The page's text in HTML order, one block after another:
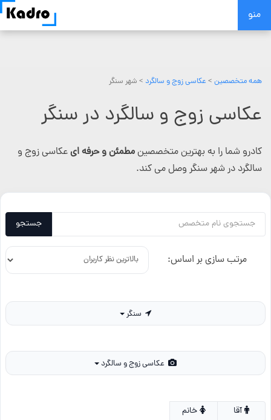
Skip
منو
همه متخصصین > عکاسی زوج و سالگرد > شهر سنگر
عکاسی زوج و سالگرد در سنگر
کادرو شما را به بهترین متخصصینمطمئن و حرفه ایعکاسی زوج و
سالگرد در شهر سنگر وصل می کند.
جستجو
مرتب سازی بر اساس:
خانم